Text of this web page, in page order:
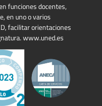
funciones docentes,
en uno o varios
facilitar orientaciones
www.uned.es